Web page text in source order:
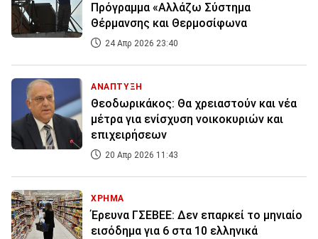
Πρόγραμμα «Αλλάζω Σύστημα
Θέρμανσης και Θερμοσίφωνα
24 Απρ 2026 23:40
ΑΝΑΠΤΥΞΗ
Θεοδωρικάκος: Θα χρειαστούν και νέα
μέτρα για ενίσχυση νοικοκυριών και
επιχειρήσεων
20 Απρ 2026 11:43
ΧΡΗΜΑ
Έρευνα ΓΣΕΒΕΕ: Δεν επαρκεί το μηνιαίο
εισόδημα για 6 στα 10 ελληνικά